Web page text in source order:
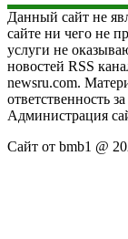
Данный сайт не
сайте ни чего не
услуги не
новостей RSS
newsru.com.
ответственность
Администрация
Сайт от bmb1 @